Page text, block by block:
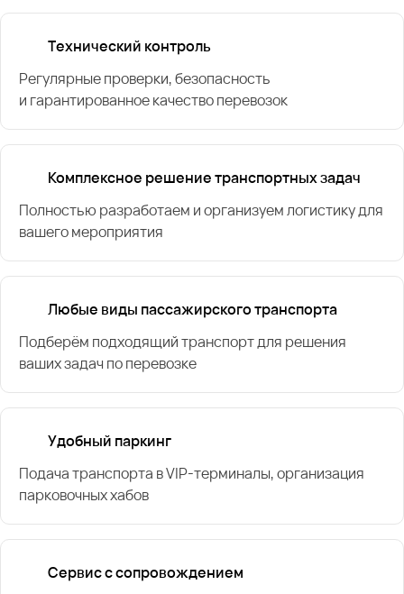
Технический контроль
Регулярные проверки, безопасность
и гарантированное качество перевозок
Комплексное решение транспортных задач
Полностью разработаем и организуем логистику для
вашего мероприятия
Любые виды пассажирского транспорта
Подберём подходящий транспорт для решения
ваших задач по перевозке
Удобный паркинг
Подача транспорта в VIP-терминалы, организация
парковочных хабов
Сервис с сопровождением